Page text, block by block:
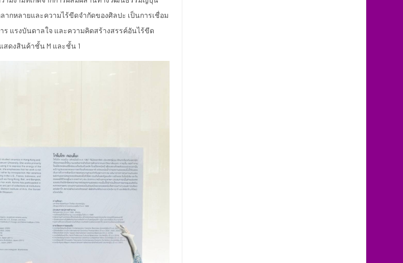
กหลายและความไร้ขีดจำกัดของศิลปะ เป็นการเชื่อม
ร แรงบันดาลใจ และความคิดสร้างสรรค์อันไร้ขีด
ดงสินค้าชั้น M และชั้น 1